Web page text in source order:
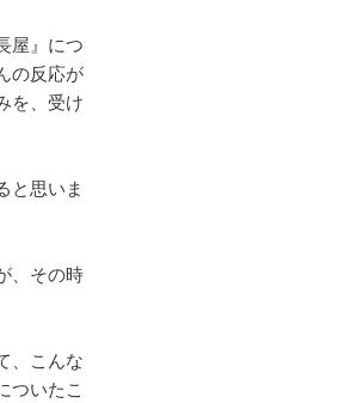
屋』につ
の反応が
を、受け
と思いま
、その時
、こんな
ついたこ